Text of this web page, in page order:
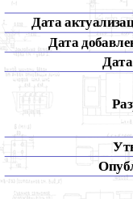
Дата
Дата